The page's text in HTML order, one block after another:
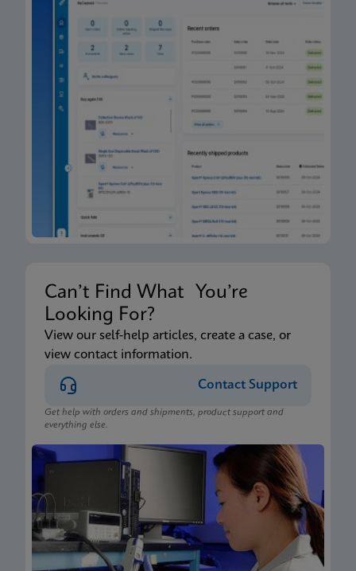
Can’t Find What You’re
Looking For?
View our self-help articles, create a case, or
view contact information.
Contact Support
Get help with orders and shipments, product support and
everything else.